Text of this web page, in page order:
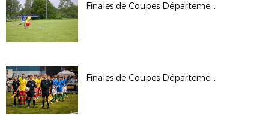
Finales de Coupes Départementales - Dimanche 2 Juin 2024
Finales de Coupes Départementales - Samedi 1er Juin 2024